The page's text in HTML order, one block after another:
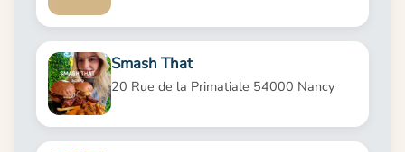
Smash That
20 Rue de la Primatiale 54000 Nancy